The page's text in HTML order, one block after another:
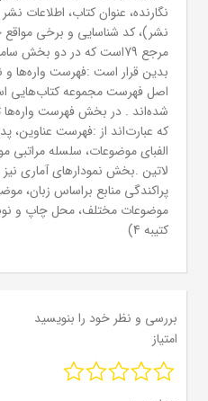
نگارنده، عنوان کتاب، اطلاعات
نشر)، کد شناسایی و برخی
مرجع 79است که در دو
بدین قرار است :فهرست واره‌ها و
اصل فهرست مجموعه کتاب‌هایی
شده‌اند . در بخش فهرست
که عبارت‌اند از :فهرست عناوین،
الفبای موضوعات، سلسله
لاتین .بخش نمودارهای آماری
پراکندگی منابع براساس زبان،
موضوعات مختلف، محل چاپ و
کتیبه 4)
بررسی و نظر خود را بنویسید
امتیاز